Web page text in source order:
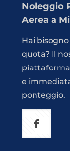
Noleggio
Aerea a
Hai
quota? Il
piattaforma
e
ponteggio.